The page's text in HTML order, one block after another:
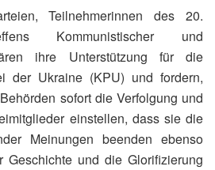
Teilnehmerinnen des 20.
Kommunistischer und
ihre Unterstützung für die
der Ukraine (KPU) und fordern,
sofort die Verfolgung und
einstellen, dass sie die
Meinungen beenden ebenso
und die Glorifizierung